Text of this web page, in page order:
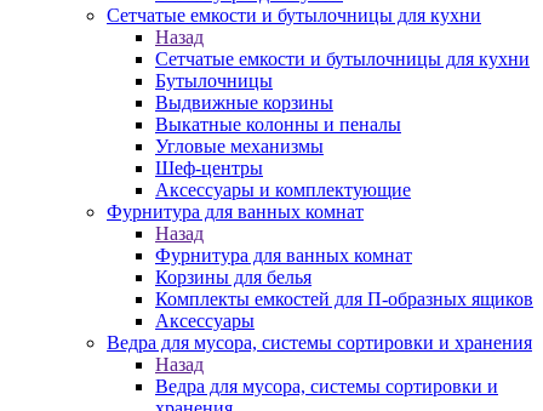
Сетчатые емкости и бутылочницы для кухни
Назад
Сетчатые емкости и бутылочницы для кухни
Бутылочницы
Выдвижные корзины
Выкатные колонны и пеналы
Угловые механизмы
Шеф-центры
Аксессуары и комплектующие
Фурнитура для ванных комнат
Назад
Фурнитура для ванных комнат
Корзины для белья
Комплекты емкостей для П-образных ящиков
Аксессуары
Ведра для мусора, системы сортировки и хранения
Назад
Ведра для мусора, системы сортировки и